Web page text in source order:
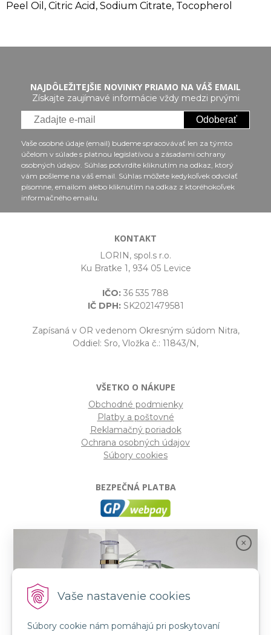
Vaše nastavenie cookies
Súbory cookie nám pomáhajú pri poskytovaní
Peel Oil, Citric Acid, Sodium Citrate, Tocopherol
NAJDÔLEŽITEJŠIE NOVINKY PRIAMO NA VÁŠ EMAIL
Získajte zaujímavé informácie vždy medzi prvými
Odoberať
Vaše osobné údaje (email) budeme spracovávať len za týmto
účelom v súlade s platnou legislatívou a zásadami ochrany
osobných údajov. Súhlas potvrdíte kliknutím na odkaz, ktorý
vám pošleme na váš email. Súhlas môžete kedykoľvek odvolať
písomne, emailom alebo kliknutím na odkaz z ktoréhokoľvek
informačného emailu.
KONTAKT
LORIN, spol.s r.o.
Ku Bratke 1, 934 05 Levice
IČO: 36 535 788
IČ DPH:SK2021479581
Zapísaná v OR vedenom Okresným súdom Nitra,
Oddiel: Sro, Vložka č.: 11843/N,
VŠETKO O NÁKUPE
Obchodné podmienky
Platby a poštovné
Reklamačný poriadok
Ochrana osobných údajov
Súbory cookies
BEZPEČNÁ PLATBA
- Moderný a bezpečný systém pre platby
kartou na internete. Je jedným z najpoužívanejších
platobných brán na slovenských e-shopoch. Spĺňa
SLEDUJTE NÁS